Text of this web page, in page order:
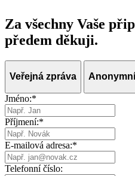
Za všechny Vaše
předem děkuji.
Veřejná zpráva
Jméno:*
Příjmení:*
E-mailová adresa:*
Telefonní číslo: